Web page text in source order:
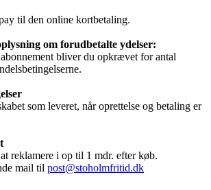
til den online kortbetaling.
om forudbetalte ydelser:
bliver du opkrævet for antal
som leveret, når oprettelse og betaling er
reklamere i op til 1 mdr. efter køb.
mail til post@stoholmfritid.dk